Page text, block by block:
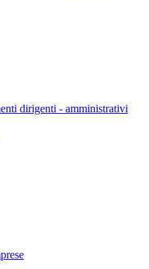
dirigenti - amministrativi